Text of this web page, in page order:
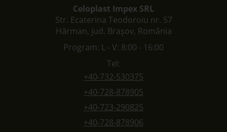
Celoplast Impex SRL
Str. Ecaterina Teodoroiu nr. 57
Hărman, jud. Brașov, România
Program: L - V: 8:00 - 16:00
Tel:
+40-732-530375
+40-728-878905
+40-723-290825
+40-728-878906